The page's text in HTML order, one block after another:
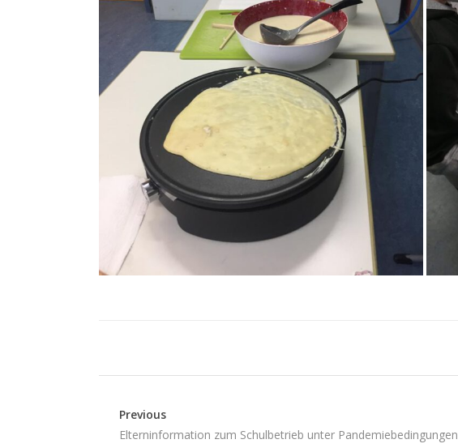
Previous
Elterninformation zum Schulbetrieb unter Pandemiebedingungen